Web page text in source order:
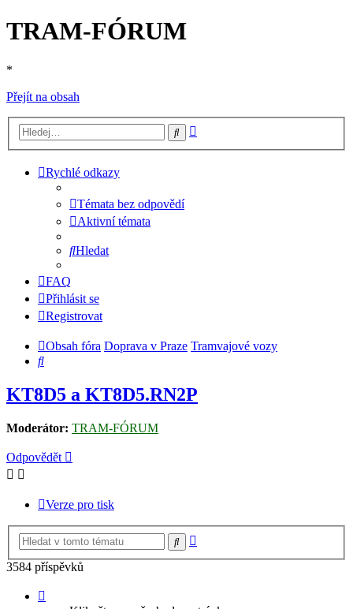
TRAM-FÓRUM
*
Přejít na obsah
Hledat
Rychlé odkazy
Témata bez odpovědí
Aktivní témata
Hledat
FAQ
Přihlásit se
Registrovat
Obsah fóra Doprava v Praze Tramvajové vozy
Hledat
KT8D5 a KT8D5.RN2P
Moderátor: TRAM-FÓRUM
Odpovědět
Verze pro tisk
Hledat
3584 příspěvků